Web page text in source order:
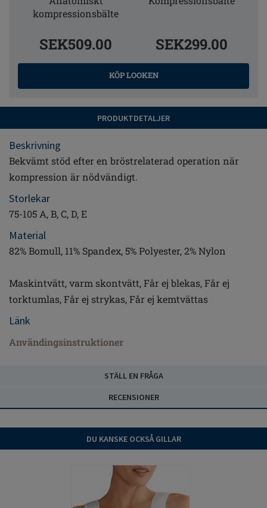
kompressionsbälte
SEK509.00 SEK299.00
KÖP LOOKEN
PRODUKTDETALJER
Beskrivning
Bekvämt stöd efter en bröstrelaterad operation när
kompression är nödvändigt.
Storlekar
75-105 A, B, C, D, E
Material
82% Bomull, 11% Spandex, 5% Polyester, 2% Nylon
Maskintvätt, varm skontvätt, Får ej blekas, Får ej
torktumlas, Får ej strykas, Får ej kemtvättas
Länk
Användingsinstruktioner
STÄLL EN FRÅGA
RECENSIONER
DU KANSKE OCKSÅ GILLAR